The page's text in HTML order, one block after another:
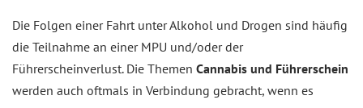
Die Folgen einer Fahrt unter Alkohol und Drogen sind häufig
die Teilnahme an einer MPU und/oder der
Führerscheinverlust. Die Themen Cannabis und Führerschein
werden auch oftmals in Verbindung gebracht, wenn es